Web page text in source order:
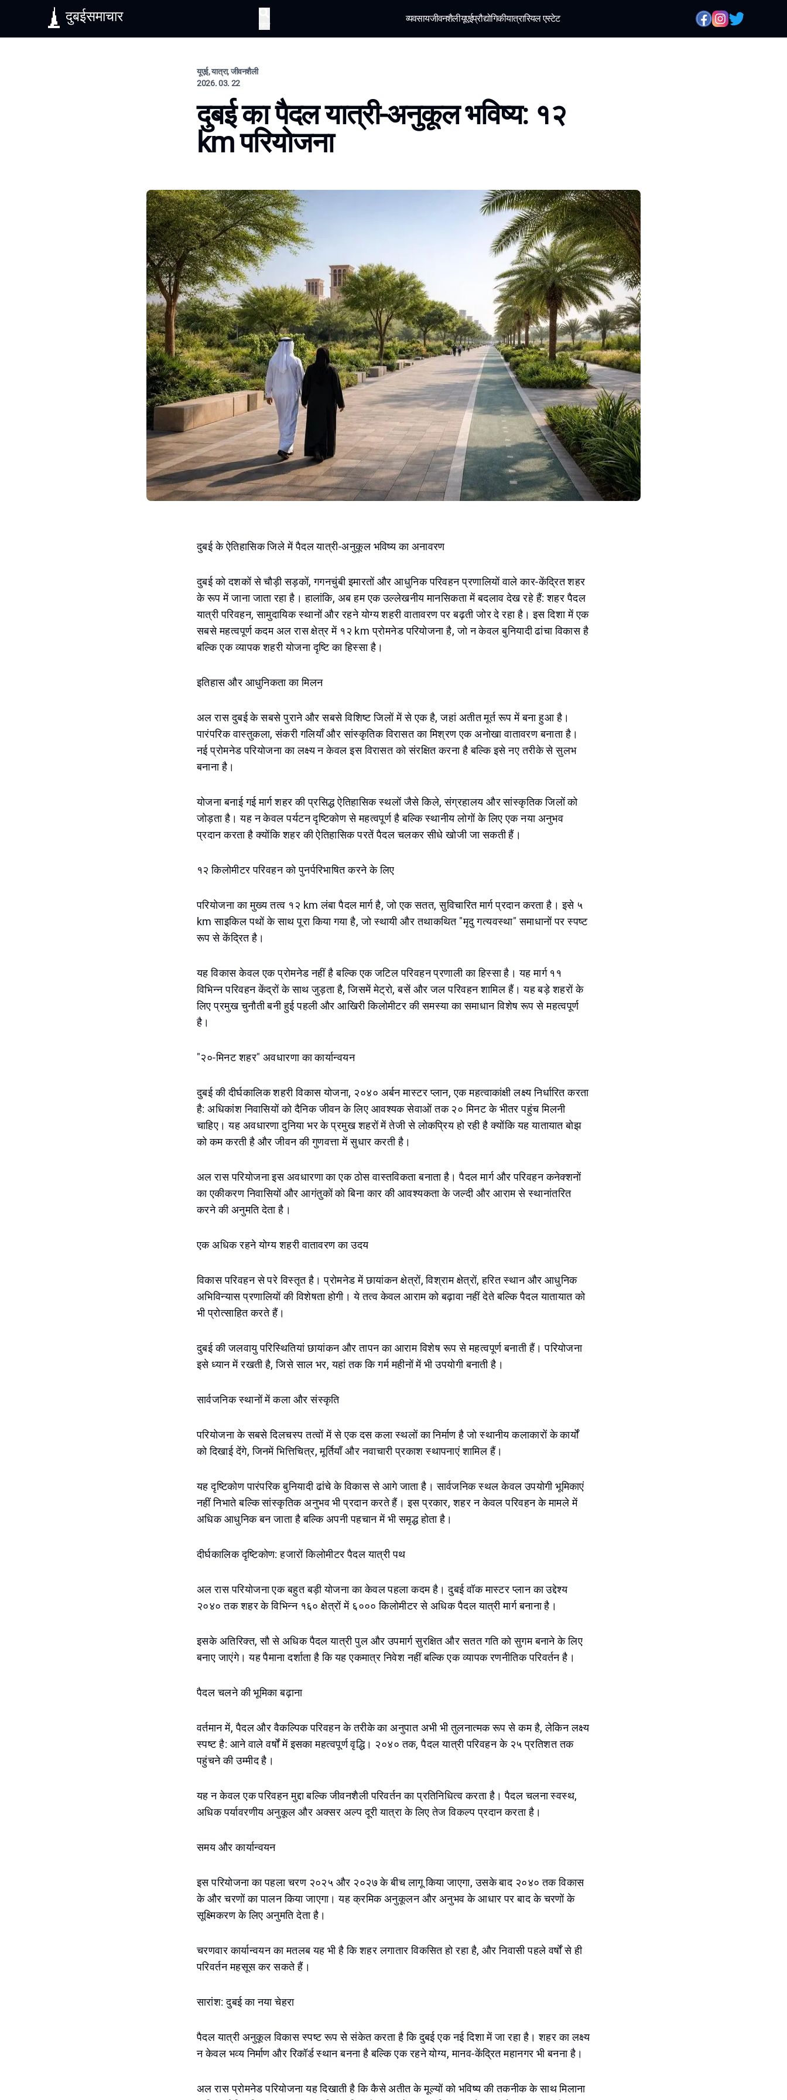
दुबईसमाचार व्यवसायजीवनशैलीयूएईप्रौद्योगिकीयात्रारियल एस्टेट
यूएई, यात्रा, जीवनशैली
2026. 03. 22
दुबई का पैदल यात्री-अनुकूल भविष्य: १२
km परियोजना
दुबई के ऐतिहासिक जिले में पैदल यात्री-अनुकूल भविष्य का अनावरण
दुबई को दशकों से चौड़ी सड़कों, गगनचुंबी इमारतों और आधुनिक परिवहन प्रणालियों वाले कार-केंद्रित शहर
के रूप में जाना जाता रहा है। हालांकि, अब हम एक उल्लेखनीय मानसिकता में बदलाव देख रहे हैं: शहर पैदल
यात्री परिवहन, सामुदायिक स्थानों और रहने योग्य शहरी वातावरण पर बढ़ती जोर दे रहा है। इस दिशा में एक
सबसे महत्वपूर्ण कदम अल रास क्षेत्र में १२ km प्रोमनेड परियोजना है, जो न केवल बुनियादी ढांचा विकास है
बल्कि एक व्यापक शहरी योजना दृष्टि का हिस्सा है।
इतिहास और आधुनिकता का मिलन
अल रास दुबई के सबसे पुराने और सबसे विशिष्ट जिलों में से एक है, जहां अतीत मूर्त रूप में बना हुआ है।
पारंपरिक वास्तुकला, संकरी गलियाँ और सांस्कृतिक विरासत का मिश्रण एक अनोखा वातावरण बनाता है।
नई प्रोमनेड परियोजना का लक्ष्य न केवल इस विरासत को संरक्षित करना है बल्कि इसे नए तरीके से सुलभ
बनाना है।
योजना बनाई गई मार्ग शहर की प्रसिद्ध ऐतिहासिक स्थलों जैसे किले, संग्रहालय और सांस्कृतिक जिलों को
जोड़ता है। यह न केवल पर्यटन दृष्टिकोण से महत्वपूर्ण है बल्कि स्थानीय लोगों के लिए एक नया अनुभव
प्रदान करता है क्योंकि शहर की ऐतिहासिक परतें पैदल चलकर सीधे खोजी जा सकती हैं।
१२ किलोमीटर परिवहन को पुनर्परिभाषित करने के लिए
परियोजना का मुख्य तत्व १२ km लंबा पैदल मार्ग है, जो एक सतत, सुविचारित मार्ग प्रदान करता है। इसे ५
km साइकिल पथों के साथ पूरा किया गया है, जो स्थायी और तथाकथित "मृदु गत्यवस्था" समाधानों पर स्पष्ट
रूप से केंद्रित है।
यह विकास केवल एक प्रोमनेड नहीं है बल्कि एक जटिल परिवहन प्रणाली का हिस्सा है। यह मार्ग ११
विभिन्न परिवहन केंद्रों के साथ जुड़ता है, जिसमें मेट्रो, बसें और जल परिवहन शामिल हैं। यह बड़े शहरों के
लिए प्रमुख चुनौती बनी हुई पहली और आखिरी किलोमीटर की समस्या का समाधान विशेष रूप से महत्वपूर्ण
है।
"२०-मिनट शहर" अवधारणा का कार्यान्वयन
दुबई की दीर्घकालिक शहरी विकास योजना, २०४० अर्बन मास्टर प्लान, एक महत्वाकांक्षी लक्ष्य निर्धारित करता
है: अधिकांश निवासियों को दैनिक जीवन के लिए आवश्यक सेवाओं तक २० मिनट के भीतर पहुंच मिलनी
चाहिए। यह अवधारणा दुनिया भर के प्रमुख शहरों में तेजी से लोकप्रिय हो रही है क्योंकि यह यातायात बोझ
को कम करती है और जीवन की गुणवत्ता में सुधार करती है।
अल रास परियोजना इस अवधारणा का एक ठोस वास्तविकता बनाता है। पैदल मार्ग और परिवहन कनेक्शनों
का एकीकरण निवासियों और आगंतुकों को बिना कार की आवश्यकता के जल्दी और आराम से स्थानांतरित
करने की अनुमति देता है।
एक अधिक रहने योग्य शहरी वातावरण का उदय
विकास परिवहन से परे विस्तृत है। प्रोमनेड में छायांकन क्षेत्रों, विश्राम क्षेत्रों, हरित स्थान और आधुनिक
अभिविन्यास प्रणालियों की विशेषता होगी। ये तत्व केवल आराम को बढ़ावा नहीं देते बल्कि पैदल यातायात को
भी प्रोत्साहित करते हैं।
दुबई की जलवायु परिस्थितियां छायांकन और तापन का आराम विशेष रूप से महत्वपूर्ण बनाती हैं। परियोजना
इसे ध्यान में रखती है, जिसे साल भर, यहां तक कि गर्म महीनों में भी उपयोगी बनाती है।
सार्वजनिक स्थानों में कला और संस्कृति
परियोजना के सबसे दिलचस्प तत्वों में से एक दस कला स्थलों का निर्माण है जो स्थानीय कलाकारों के कार्यों
को दिखाई देंगे, जिनमें भित्तिचित्र, मूर्तियाँ और नवाचारी प्रकाश स्थापनाएं शामिल हैं।
यह दृष्टिकोण पारंपरिक बुनियादी ढांचे के विकास से आगे जाता है। सार्वजनिक स्थल केवल उपयोगी भूमिकाएं
नहीं निभाते बल्कि सांस्कृतिक अनुभव भी प्रदान करते हैं। इस प्रकार, शहर न केवल परिवहन के मामले में
अधिक आधुनिक बन जाता है बल्कि अपनी पहचान में भी समृद्ध होता है।
दीर्घकालिक दृष्टिकोण: हजारों किलोमीटर पैदल यात्री पथ
अल रास परियोजना एक बहुत बड़ी योजना का केवल पहला कदम है। दुबई वॉक मास्टर प्लान का उद्देश्य
२०४० तक शहर के विभिन्न १६० क्षेत्रों में ६००० किलोमीटर से अधिक पैदल यात्री मार्ग बनाना है।
इसके अतिरिक्त, सौ से अधिक पैदल यात्री पुल और उपमार्ग सुरक्षित और सतत गति को सुगम बनाने के लिए
बनाए जाएंगे। यह पैमाना दर्शाता है कि यह एकमात्र निवेश नहीं बल्कि एक व्यापक रणनीतिक परिवर्तन है।
पैदल चलने की भूमिका बढ़ाना
वर्तमान में, पैदल और वैकल्पिक परिवहन के तरीके का अनुपात अभी भी तुलनात्मक रूप से कम है, लेकिन लक्ष्य
स्पष्ट है: आने वाले वर्षों में इसका महत्वपूर्ण वृद्धि। २०४० तक, पैदल यात्री परिवहन के २५ प्रतिशत तक
पहुंचने की उम्मीद है।
यह न केवल एक परिवहन मुद्दा बल्कि जीवनशैली परिवर्तन का प्रतिनिधित्व करता है। पैदल चलना स्वस्थ,
अधिक पर्यावरणीय अनुकूल और अक्सर अल्प दूरी यात्रा के लिए तेज विकल्प प्रदान करता है।
समय और कार्यान्वयन
इस परियोजना का पहला चरण २०२५ और २०२७ के बीच लागू किया जाएगा, उसके बाद २०४० तक विकास
के और चरणों का पालन किया जाएगा। यह क्रमिक अनुकूलन और अनुभव के आधार पर बाद के चरणों के
सूक्ष्मिकरण के लिए अनुमति देता है।
चरणवार कार्यान्वयन का मतलब यह भी है कि शहर लगातार विकसित हो रहा है, और निवासी पहले वर्षों से ही
परिवर्तन महसूस कर सकते हैं।
सारांश: दुबई का नया चेहरा
पैदल यात्री अनुकूल विकास स्पष्ट रूप से संकेत करता है कि दुबई एक नई दिशा में जा रहा है। शहर का लक्ष्य
न केवल भव्य निर्माण और रिकॉर्ड स्थान बनना है बल्कि एक रहने योग्य, मानव-केंद्रित महानगर भी बनना है।
अल रास प्रोमनेड परियोजना यह दिखाती है कि कैसे अतीत के मूल्यों को भविष्य की तकनीक के साथ मिलाना